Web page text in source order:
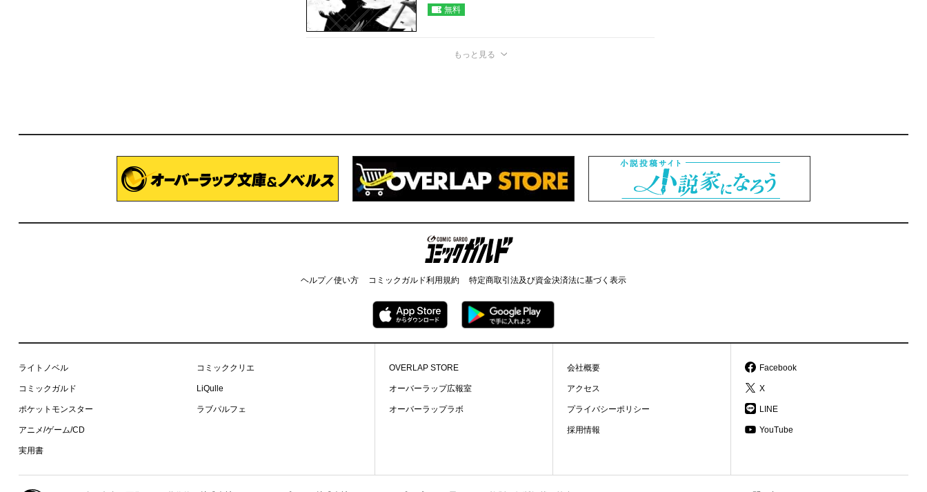
無料
もっと見る
コミックガルド
ヘルプ／使い方 コミックガルド利用規約 特定商取引法及び資金決済法に基づく表示
ライトノベル
コミックガルド
ポケットモンスター
アニメ/ゲーム/CD
実用書
コミッククリエ
LiQulle
ラブパルフェ
OVERLAP STORE
オーバーラップ広報室
オーバーラップラボ
会社概要
アクセス
プライバシーポリシー
採用情報
Facebook
X
LINE
YouTube